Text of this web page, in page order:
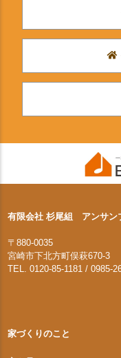
有限会社 杉尾組 アンサン
〒880-0035
宮崎市下北方町俣萩670-3
TEL. 0120-85-1181 / 0985-
家づくりのこと